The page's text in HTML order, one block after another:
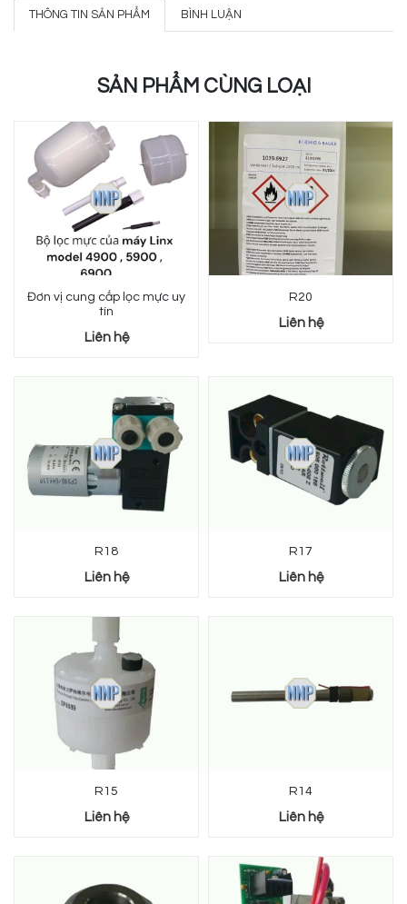
THÔNG TIN SẢN PHẨM BÌNH LUẬN
SẢN PHẨM CÙNG LOẠI
Đơn vị cung cấp lọc mực uy
tín
Liên hệ
R20
Liên hệ
R18
Liên hệ
R17
Liên hệ
R15
Liên hệ
R14
Liên hệ